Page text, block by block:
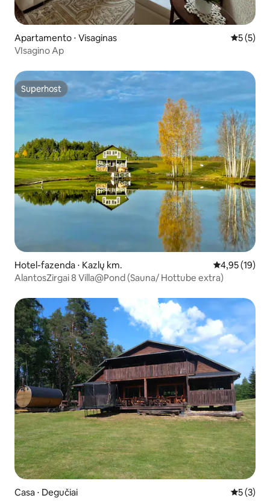
Apartamento ⋅ Visaginas 5 de
5 (5)
VIsagino Ap
Superhost
Superhost
Hotel-fazenda ⋅ Kazlų km. 4,95 de uma
4,95 (19)
AlantosZirgai 8 Villa@Pond (Sauna/ Hottube extra)
Casa ⋅ Degučiai 5 de
5 (3)